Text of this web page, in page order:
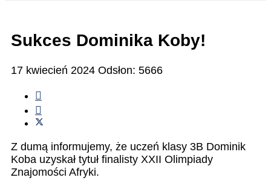
Sukces Dominika Koby!
17 kwiecień 2024 Odsłon: 5666
Z dumą informujemy, że uczeń klasy 3B Dominik
Koba uzyskał tytuł finalisty XXII Olimpiady
Znajomości Afryki.